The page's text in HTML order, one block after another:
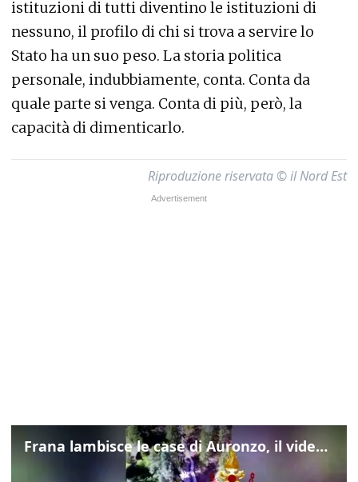
istituzioni di tutti diventino le istituzioni di
nessuno, il profilo di chi si trova a servire lo
Stato ha un suo peso. La storia politica
personale, indubbiamente, conta. Conta da
quale parte si venga. Conta di più, però, la
capacità di dimenticarlo.
Riproduzione riservata © il Nord Est
Frana lambisce le case di Auronzo, il video dall'elicottero dei vigili del fuoco